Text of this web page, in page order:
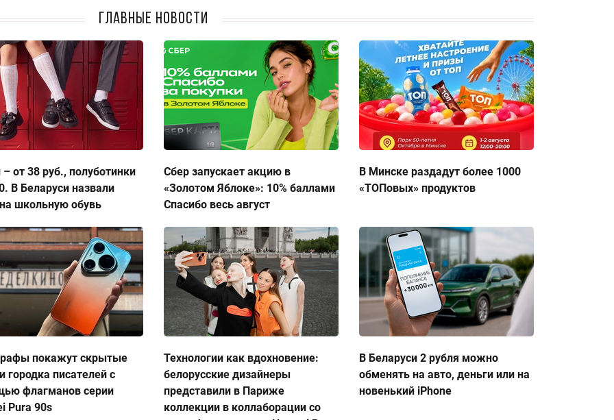
Главные новости
от 38 руб., полуботинки
В Беларуси назвали
школьную обувь
Сбер запускает акцию в
«Золотом Яблоке»: 10% баллами
Спасибо весь август
В Минске раздадут более 1000
«ТОПовых» продуктов
покажут скрытые
городка писателей с
флагманов серии
Pura 90s
Технологии как вдохновение:
белорусские дизайнеры
представили в Париже
коллекции в коллаборации со
В Беларуси 2 рубля можно
обменять на авто, деньги или на
новенький iPhone